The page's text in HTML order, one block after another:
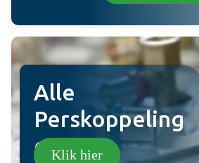
Plaats review
Alle
Perskoppeling
en!Klik hier